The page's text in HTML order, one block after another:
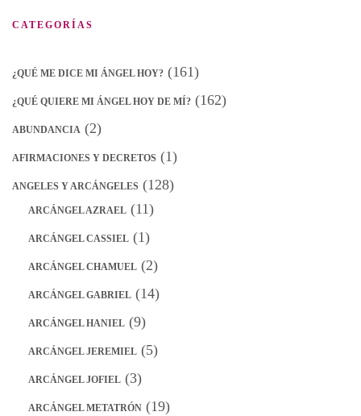
CATEGORÍAS
¿QUÉ ME DICE MI ÁNGEL HOY? (161)
¿QUÉ QUIERE MI ÁNGEL HOY DE MÍ? (162)
ABUNDANCIA (2)
AFIRMACIONES Y DECRETOS (1)
ANGELES Y ARCÁNGELES (128)
ARCÁNGEL AZRAEL (11)
ARCÁNGEL CASSIEL (1)
ARCÁNGEL CHAMUEL (2)
ARCÁNGEL GABRIEL (14)
ARCÁNGEL HANIEL (9)
ARCÁNGEL JEREMIEL (5)
ARCÁNGEL JOFIEL (3)
ARCÁNGEL METATRÓN (19)